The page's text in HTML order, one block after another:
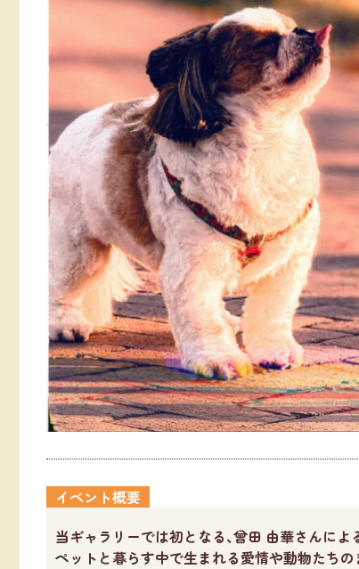
イベント概要
当ギャラリーでは初となる､曾田 由華さんによ
ペットと暮らす中で生まれる愛情や動物たち